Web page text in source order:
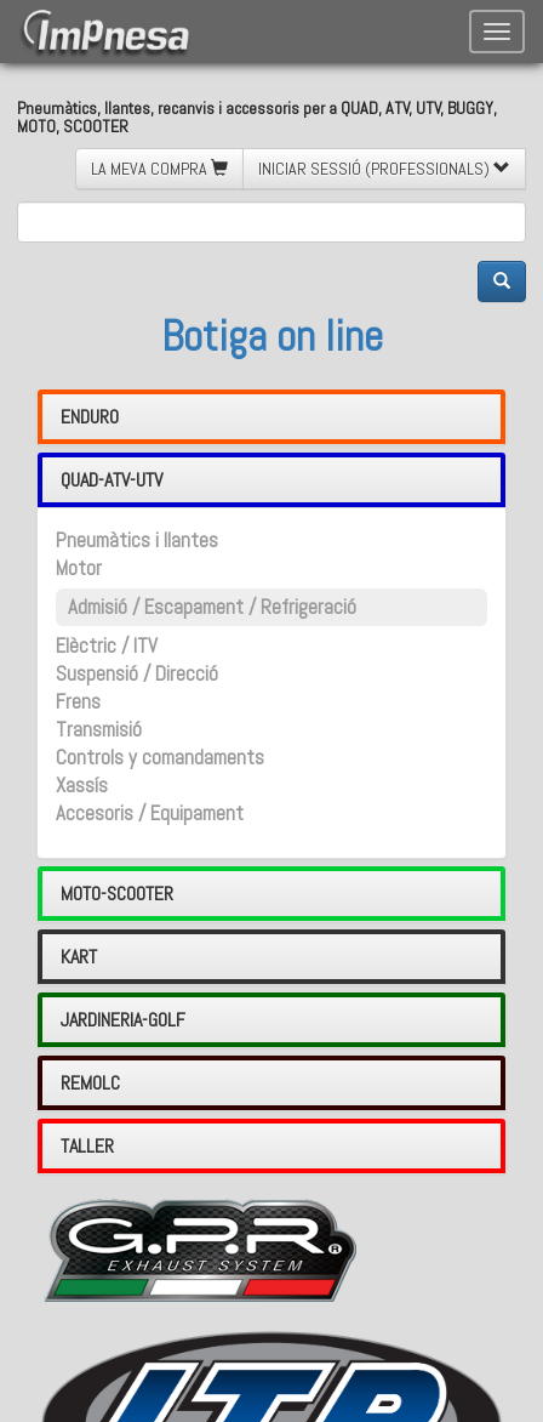
Toggle
Pneumàtics, llantes, recanvis i accessoris per a QUAD, ATV, UTV, BUGGY,
MOTO, SCOOTER
LA MEVA COMPRA
INICIAR SESSIÓ (PROFESSIONALS)
Botiga on line
ENDURO
QUAD-ATV-UTV
Pneumàtics i llantes
Motor
Admisió / Escapament / Refrigeració
Elèctric / ITV
Suspensió / Direcció
Frens
Transmisió
Controls y comandaments
Xassís
Accesoris / Equipament
MOTO-SCOOTER
KART
JARDINERIA-GOLF
REMOLC
TALLER